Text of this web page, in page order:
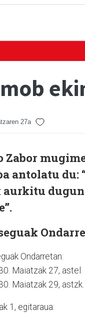
27a
Zabor
antolatu du:
aurkitu
Ondarretan:
Maiatzak 27, astel.
Maiatzak 29, astzk.
1, egitaraua: